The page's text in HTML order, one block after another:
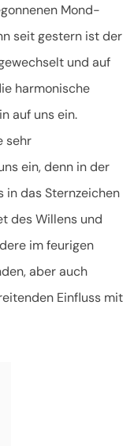
Mond-
seit gestern ist der
und auf
harmonische
auf uns ein.
sehr
ein,denn in der
in das Sternzeichen
des Willens und
im feurigen
aber auch
Einfluss mit